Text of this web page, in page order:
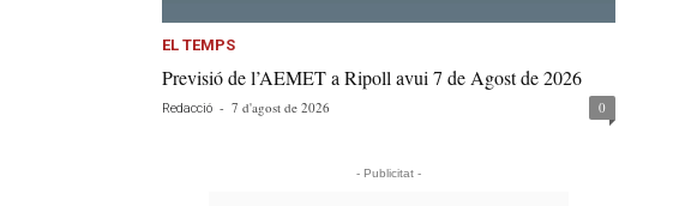
EL TEMPS
Previsió de l’AEMET a Ripoll avui 7 de Agost de 2026
Redacció - 7 d'agost de 2026 0
- Publicitat -